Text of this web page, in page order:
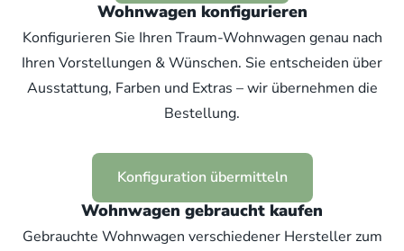
Wohnwagen konfigurieren
Konfigurieren Sie Ihren Traum-Wohnwagen genau nach
Ihren Vorstellungen & Wünschen. Sie entscheiden über
Ausstattung, Farben und Extras – wir übernehmen die
Bestellung.
Konfiguration übermitteln
Wohnwagen gebraucht kaufen
Gebrauchte Wohnwagen verschiedener Hersteller zum